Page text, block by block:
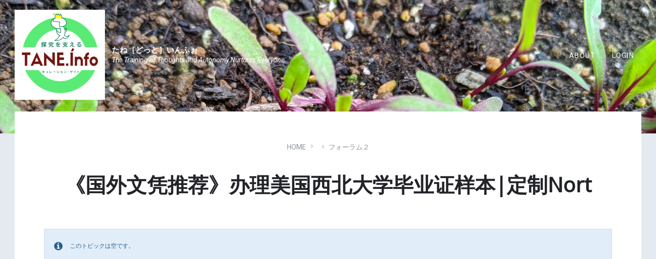
Skip
to
content
Skip
to
main
navigation
Skip
to
footer
たね［どっと］いんふぉ
The Training of Thoughts and Autonomy Nurtures Everyone.
ABOUT LOGIN
HOME フォーラム２
《国外文凭推荐》办理美国西北大学毕业证样本|定制Nort
このトピックは空です。